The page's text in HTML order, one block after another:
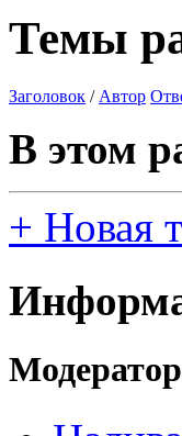
Темы
Заголовок / Автор
В этом
+ Новая